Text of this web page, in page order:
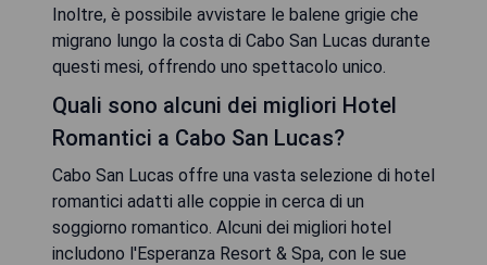
Inoltre, è possibile avvistare le balene grigie che
migrano lungo la costa di Cabo San Lucas durante
questi mesi, offrendo uno spettacolo unico.
Quali sono alcuni dei migliori Hotel
Romantici a Cabo San Lucas?
Cabo San Lucas offre una vasta selezione di hotel
romantici adatti alle coppie in cerca di un
soggiorno romantico. Alcuni dei migliori hotel
includono l'Esperanza Resort & Spa, con le sue